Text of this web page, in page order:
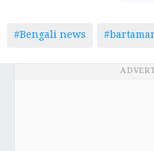
#Bengali news